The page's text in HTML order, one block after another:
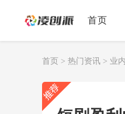
首页
首页 > 热门资讯 > 业